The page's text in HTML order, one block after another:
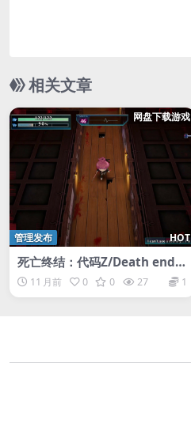
相关文章
网盘下载游戏
HOT
管理发布
死亡终结：代码Z/Death end r
e;Quest: Code Z
11 月前 0 0 27 1